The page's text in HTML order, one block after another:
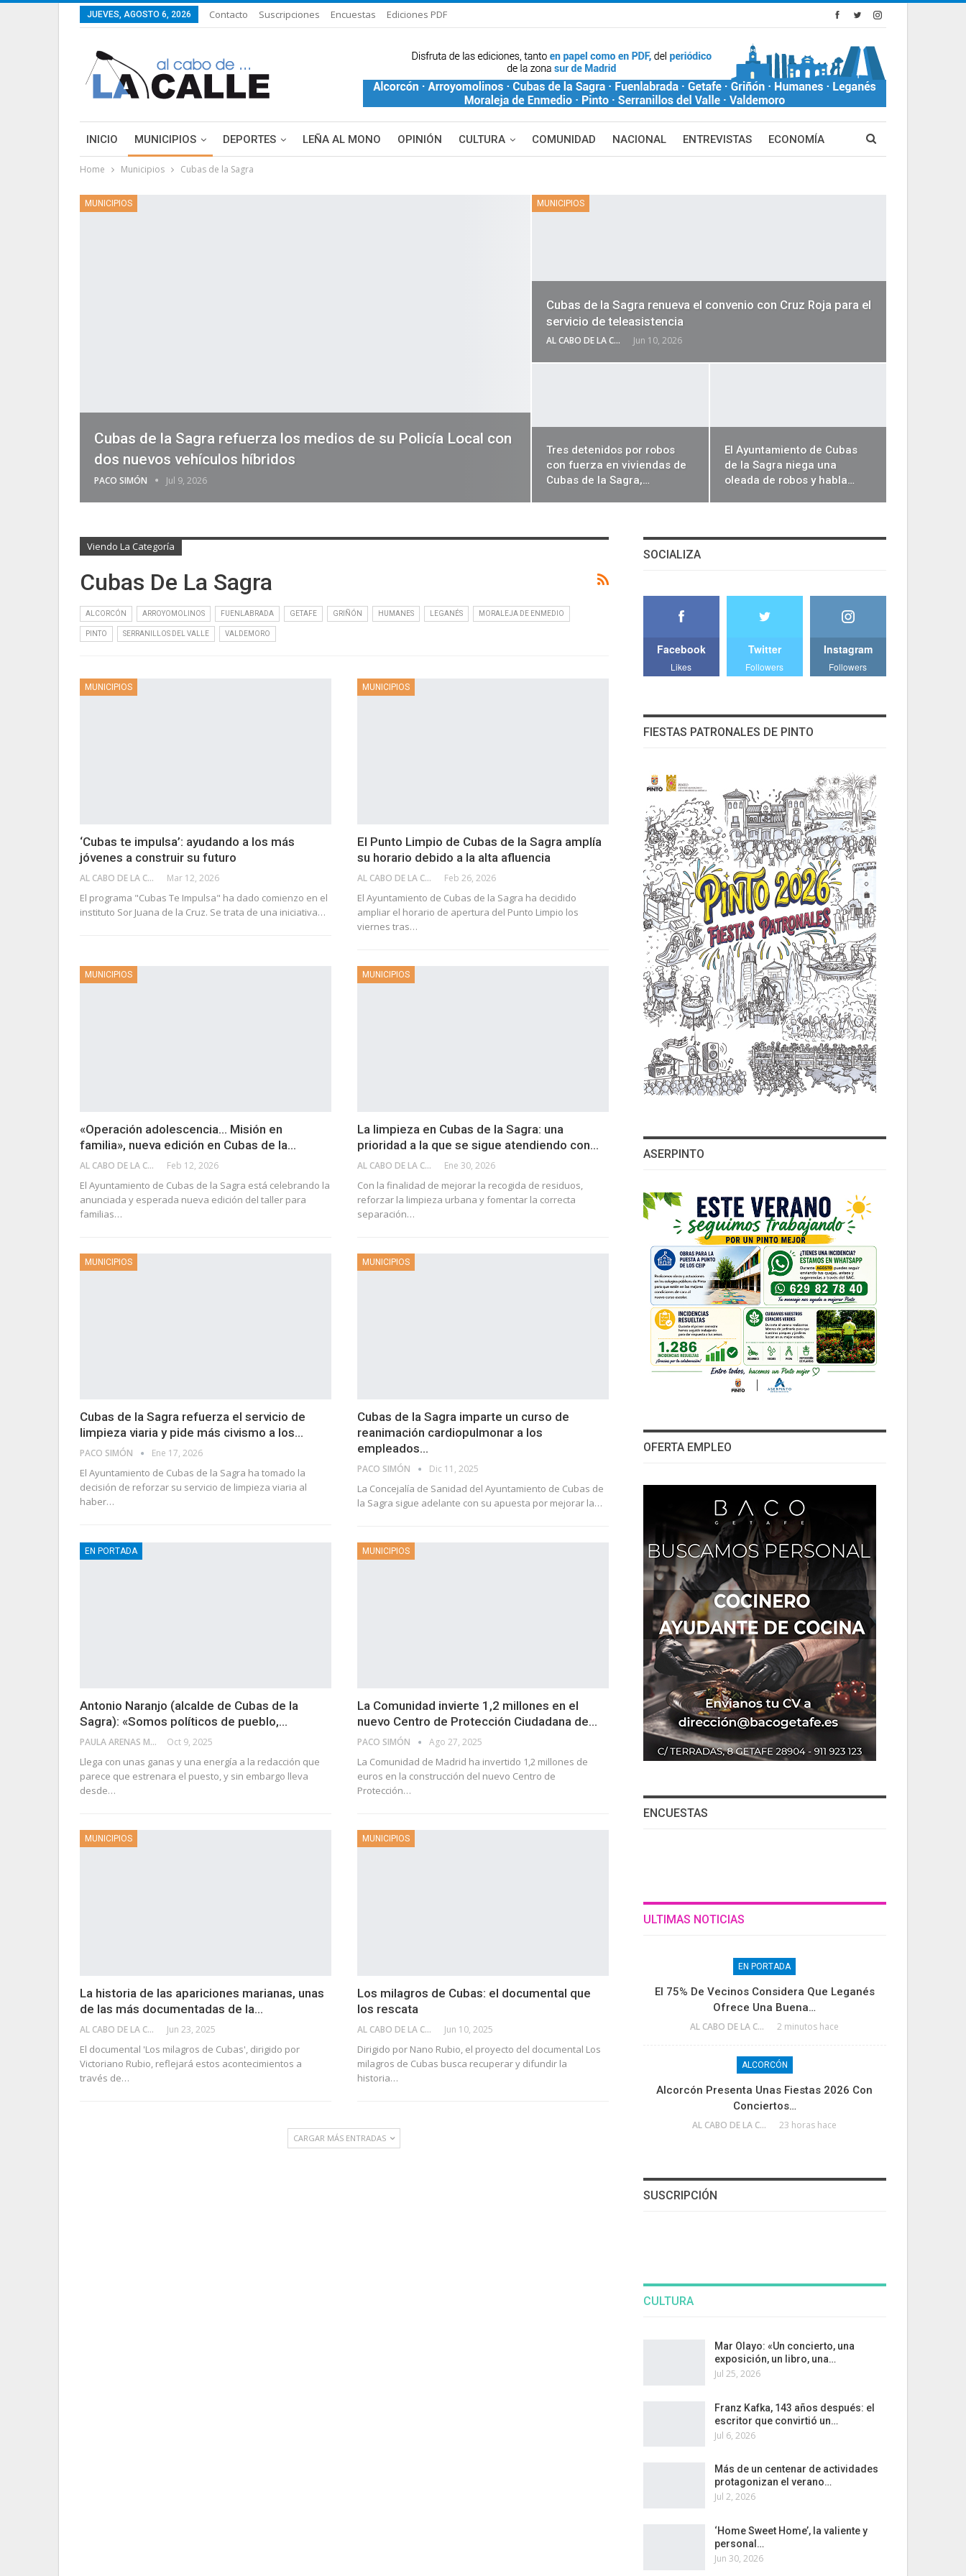
JUEVES, AGOSTO 6, 2026 Contacto Suscripciones Encuestas Ediciones PDF
INICIO MUNICIPIOS DEPORTES LEÑA AL MONO OPINIÓN CULTURA COMUNIDAD NACIONAL ENTREVISTAS ECONOMÍA
LIFESTYLE PURA FICCIÓN: LAS HISTORIAS DE BLANCA
Home Municipios Cubas de la Sagra
MUNICIPIOS
Cubas de la Sagra refuerza los medios de su Policía Local con
dos nuevos vehículos híbridos
PACO SIMÓN Jul 9, 2026
MUNICIPIOS
Cubas de la Sagra renueva el convenio con Cruz Roja para el
servicio de teleasistencia
AL CABO DE LA CALLE Jun 10, 2026
Tres detenidos por robos
con fuerza en viviendas de
Cubas de la Sagra,…
El Ayuntamiento de Cubas
de la Sagra niega una
oleada de robos y habla…
Viendo La Categoría
Cubas De La Sagra
ALCORCÓN ARROYOMOLINOS FUENLABRADA GETAFE GRIÑÓN HUMANES LEGANÉS MORALEJA DE ENMEDIO
PINTO SERRANILLOS DEL VALLE VALDEMORO
MUNICIPIOS
‘Cubas te impulsa’: ayudando a los más
jóvenes a construir su futuro
AL CABO DE LA CALLE Mar 12, 2026
El programa "Cubas Te Impulsa" ha dado comienzo en el
instituto Sor Juana de la Cruz. Se trata de una iniciativa…
MUNICIPIOS
El Punto Limpio de Cubas de la Sagra amplía
su horario debido a la alta afluencia
AL CABO DE LA CALLE Feb 26, 2026
El Ayuntamiento de Cubas de la Sagra ha decidido
ampliar el horario de apertura del Punto Limpio los
viernes tras…
MUNICIPIOS
«Operación adolescencia… Misión en
familia», nueva edición en Cubas de la…
AL CABO DE LA CALLE Feb 12, 2026
El Ayuntamiento de Cubas de la Sagra está celebrando la
anunciada y esperada nueva edición del taller para
familias…
MUNICIPIOS
La limpieza en Cubas de la Sagra: una
prioridad a la que se sigue atendiendo con…
AL CABO DE LA CALLE Ene 30, 2026
Con la finalidad de mejorar la recogida de residuos,
reforzar la limpieza urbana y fomentar la correcta
separación…
MUNICIPIOS
Cubas de la Sagra refuerza el servicio de
limpieza viaria y pide más civismo a los…
PACO SIMÓN Ene 17, 2026
El Ayuntamiento de Cubas de la Sagra ha tomado la
decisión de reforzar su servicio de limpieza viaria al
haber…
MUNICIPIOS
Cubas de la Sagra imparte un curso de
reanimación cardiopulmonar a los
empleados…
PACO SIMÓN Dic 11, 2025
La Concejalía de Sanidad del Ayuntamiento de Cubas de
la Sagra sigue adelante con su apuesta por mejorar la…
EN PORTADA
Antonio Naranjo (alcalde de Cubas de la
Sagra): «Somos políticos de pueblo,…
PAULA ARENAS MARTÍN ABRIL Oct 9, 2025
Llega con unas ganas y una energía a la redacción que
parece que estrenara el puesto, y sin embargo lleva
desde…
MUNICIPIOS
La Comunidad invierte 1,2 millones en el
nuevo Centro de Protección Ciudadana de…
PACO SIMÓN Ago 27, 2025
La Comunidad de Madrid ha invertido 1,2 millones de
euros en la construcción del nuevo Centro de
Protección…
MUNICIPIOS
La historia de las apariciones marianas, unas
de las más documentadas de la…
AL CABO DE LA CALLE Jun 23, 2025
El documental 'Los milagros de Cubas', dirigido por
Victoriano Rubio, reflejará estos acontecimientos a
través de…
MUNICIPIOS
Los milagros de Cubas: el documental que
los rescata
AL CABO DE LA CALLE Jun 10, 2025
Dirigido por Nano Rubio, el proyecto del documental Los
milagros de Cubas busca recuperar y difundir la
historia…
CARGAR MÁS ENTRADAS
SOCIALIZA
Facebook
Likes
Twitter
Followers
Instagram
Followers
FIESTAS PATRONALES DE PINTO
ASERPINTO
OFERTA EMPLEO
ENCUESTAS
ULTIMAS NOTICIAS
EN PORTADA
El 75% De Vecinos Considera Que Leganés
Ofrece Una Buena…
AL CABO DE LA CALLE 2 minutos hace
ALCORCÓN
Alcorcón Presenta Unas Fiestas 2026 Con
Conciertos…
AL CABO DE LA CALLE 23 horas hace
SUSCRIPCIÓN
CULTURA
Mar Olayo: «Un concierto, una
exposición, un libro, una…
Jul 25, 2026
Franz Kafka, 143 años después: el
escritor que convirtió un…
Jul 6, 2026
Más de un centenar de actividades
protagonizan el verano…
Jul 2, 2026
‘Home Sweet Home’, la valiente y
personal…
Jun 30, 2026